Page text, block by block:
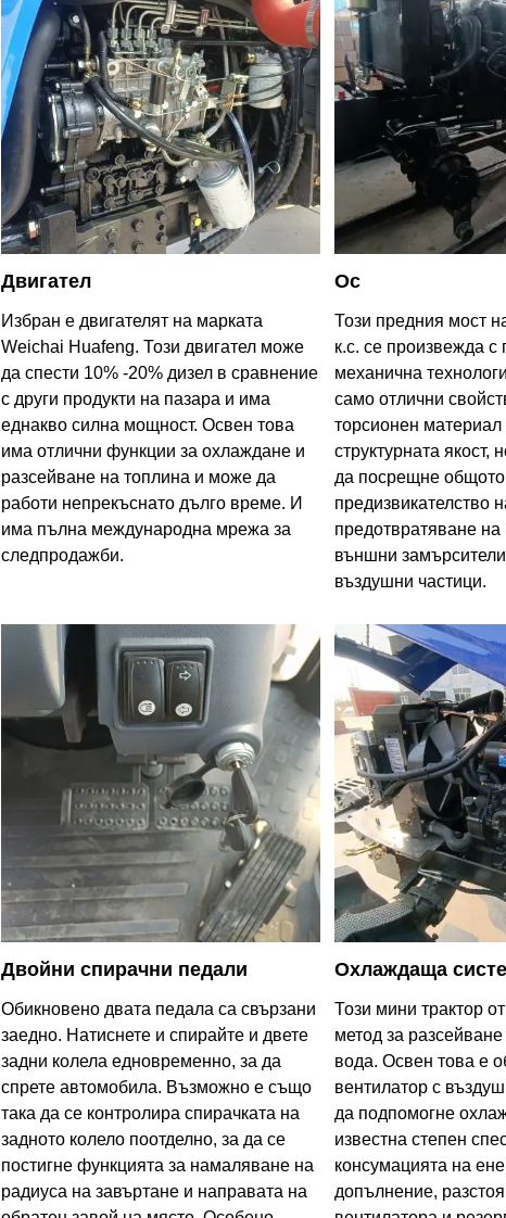
Двигател
Избран е двигателят на марката
Weichai Huafeng. Този двигател може
да спести 10% -20% дизел в сравнение
с други продукти на пазара и има
еднакво силна мощност. Освен това
има отлични функции за охлаждане и
разсейване на топлина и може да
работи непрекъснато дълго време. И
има пълна международна мрежа за
следпродажби.
Ос
Този предния мост
к.с. се произвежда с
механична
само отлични
торсионен
структурната
да посрещне общото
предизвикателство
предотвратяване на
външни
въздушни частици.
Двойни спирачни педали
Обикновено двата педала са свързани
заедно. Натиснете и спирайте и двете
задни колела едновременно, за да
спрете автомобила. Възможно е също
така да се контролира спирачката на
задното колело поотделно, за да се
постигне функцията за намаляване на
радиуса на завъртане и направата на
Охлаждаща
Този мини трактор
метод за
вода. Освен това е
вентилатор с
да подпомогне
известна степен
консумацията на
допълнение,